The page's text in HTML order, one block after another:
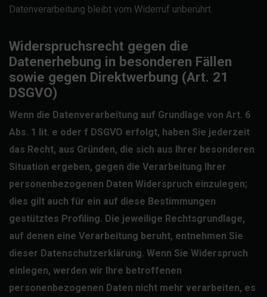
Datenverarbeitung bleibt vom Widerruf unberührt.
Widerspruchsrecht gegen die
Datenerhebung in besonderen Fällen
sowie gegen Direktwerbung (Art. 21
DSGVO)
Wenn die Datenverarbeitung auf Grundlage von Art. 6
Abs. 1 lit. e oder f DSGVO erfolgt, haben Sie jederzeit
das Recht, aus Gründen, die sich aus Ihrer besonderen
Situation ergeben, gegen die Verarbeitung Ihrer
personenbezogenen Daten Widerspruch einzulegen;
dies gilt auch für ein auf diese Bestimmungen
gestütztes Profiling. Die jeweilige Rechtsgrundlage,
auf denen eine Verarbeitung beruht, entnehmen Sie
dieser Datenschutzerklärung. Wenn Sie Widerspruch
einlegen, werden wir Ihre betroffenen
personenbezogenen Daten nicht mehr verarbeiten, es